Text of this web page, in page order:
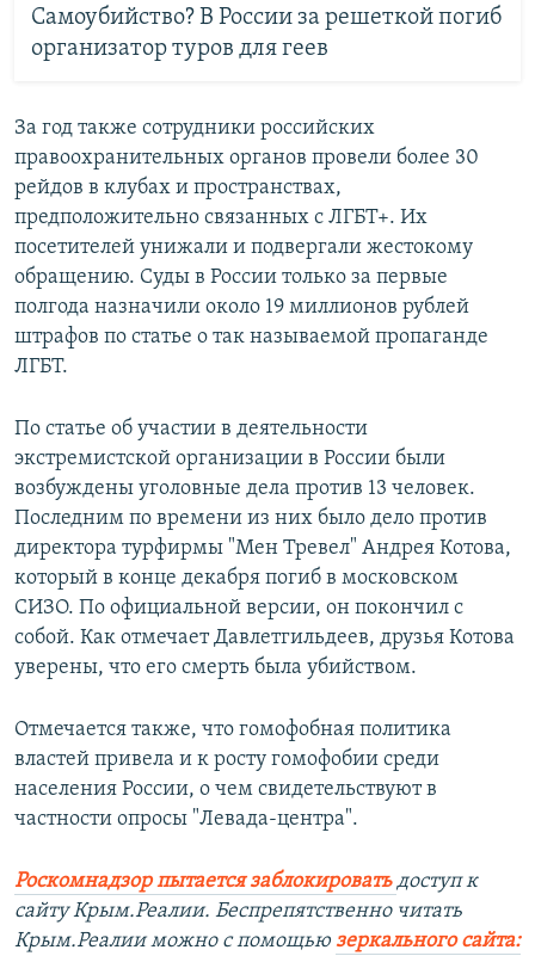
Самоубийство? В России за решеткой погиб
организатор туров для геев
За год также сотрудники российских
правоохранительных органов провели более 30
рейдов в клубах и пространствах,
предположительно связанных с ЛГБТ+. Их
посетителей унижали и подвергали жестокому
обращению. Суды в России только за первые
полгода назначили около 19 миллионов рублей
штрафов по статье о так называемой пропаганде
ЛГБТ.
По статье об участии в деятельности
экстремистской организации в России были
возбуждены уголовные дела против 13 человек.
Последним по времени из них было дело против
директора турфирмы "Мен Тревел" Андрея Котова,
который в конце декабря погиб в московском
СИЗО. По официальной версии, он покончил с
собой. Как отмечает Давлетгильдеев, друзья Котова
уверены, что его смерть была убийством.
Отмечается также, что гомофобная политика
властей привела и к росту гомофобии среди
населения России, о чем свидетельствуют в
частности опросы "Левада-центра".
Роскомнадзор пытается заблокировать доступ к
сайту Крым.Реалии. Беспрепятственно читать
Крым.Реалии можно с помощью зеркального сайта: